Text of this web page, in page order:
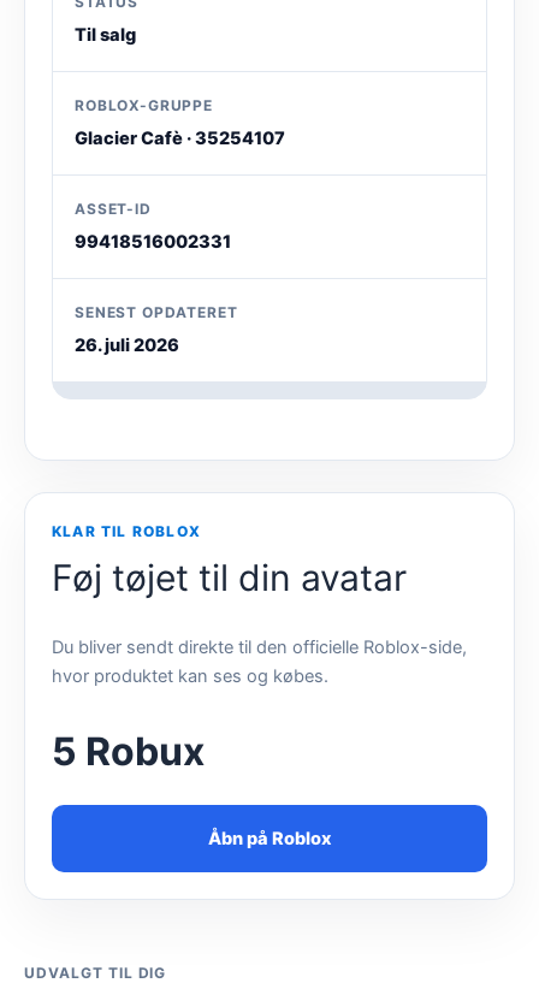
Til salg
ROBLOX-GRUPPE
Glacier Cafè · 35254107
ASSET-ID
99418516002331
SENEST OPDATERET
26. juli 2026
KLAR TIL ROBLOX
Føj tøjet til din avatar
Du bliver sendt direkte til den officielle Roblox-side,
hvor produktet kan ses og købes.
5 Robux
Åbn på Roblox
UDVALGT TIL DIG